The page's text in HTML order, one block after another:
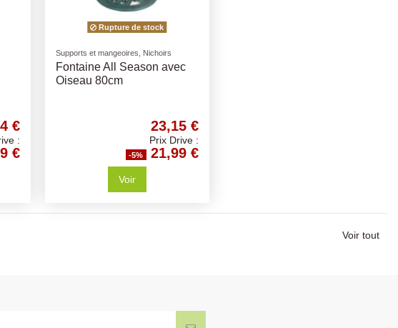
€
:
€
Rupture de stock
Supports et mangeoires, Nichoirs
Fontaine All Season avec
Oiseau 80cm
23,15 €
Prix Drive :
-5% 21,99 €
Voir
Voir tout